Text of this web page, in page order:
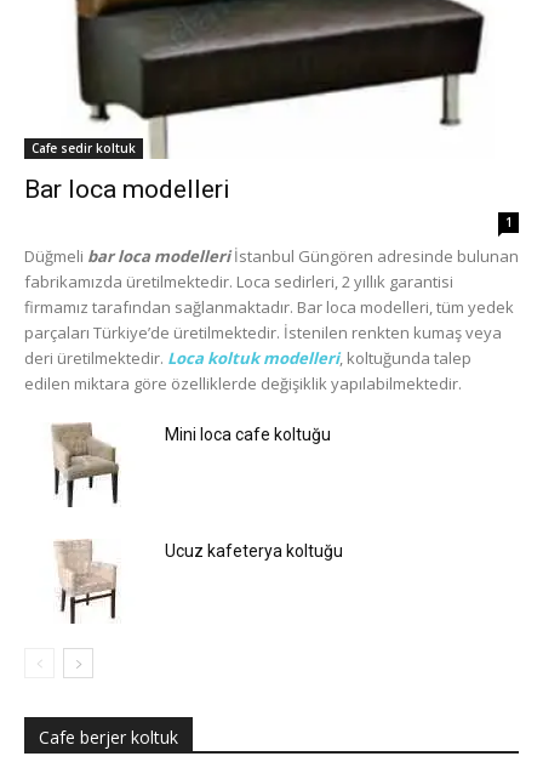
Cafe sedir koltuk
Bar loca modelleri
1
Düğmeli bar loca modelleriİstanbul Güngören adresinde bulunan
fabrikamızda üretilmektedir. Loca sedirleri, 2 yıllık garantisi
firmamız tarafından sağlanmaktadır. Bar loca modelleri, tüm yedek
parçaları Türkiye’de üretilmektedir. İstenilen renkten kumaş veya
deri üretilmektedir. Loca koltuk modelleri, koltuğunda talep
edilen miktara göre özelliklerde değişiklik yapılabilmektedir.
Mini loca cafe koltuğu
Ucuz kafeterya koltuğu
Cafe berjer koltuk